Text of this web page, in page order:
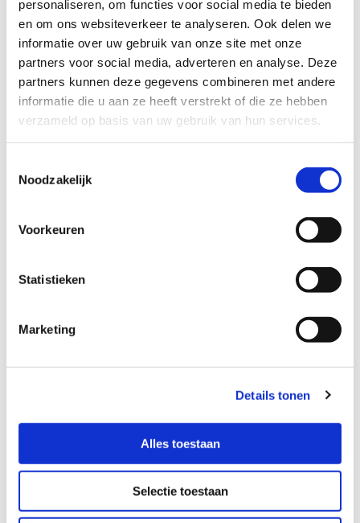
personaliseren, om functies voor social media te bieden
en om ons websiteverkeer te analyseren. Ook delen we
informatie over uw gebruik van onze site met onze
partners voor social media, adverteren en analyse. Deze
partners kunnen deze gegevens combineren met andere
informatie die u aan ze heeft verstrekt of die ze hebben
verzameld op basis van uw gebruik van hun services.
Noodzakelijk
Voorkeuren
Statistieken
Marketing
Details tonen
Alles toestaan
Selectie toestaan
voedingshoudingen. Ik laat ze zien hoe je kan
douchen met een baby en leg uit dat en hoe het
consultatiebureau en de huisarts het nu gaan
overnemen.
We blikken terug op een intensieve maar heel
rustig aan moeten doen, maar ziet hier gelukkig ook
welverdiende vrije dagen.”
Laura, kraamverzorgende en moeder.